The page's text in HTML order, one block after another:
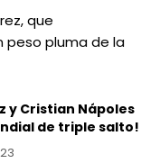
que
pluma de la
y Cristian Nápoles
de triple salto!